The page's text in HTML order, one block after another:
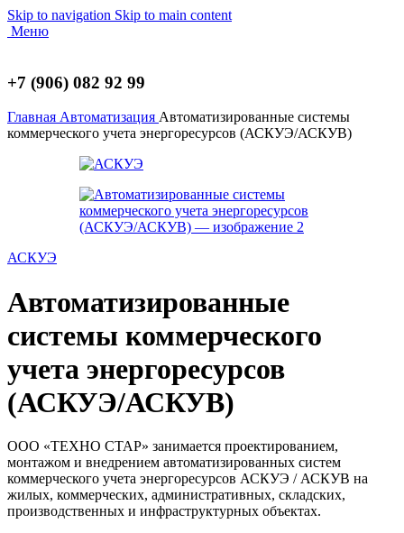
Skip to navigation Skip to main content
Меню
+7 (906) 082 92 99
Главная Автоматизация Автоматизированные системы
коммерческого учета энергоресурсов (АСКУЭ/АСКУВ)
АСКУЭ
Автоматизированные
системы коммерческого
учета энергоресурсов
(АСКУЭ/АСКУВ)
ООО «ТЕХНО СТАР» занимается проектированием,
монтажом и внедрением автоматизированных систем
коммерческого учета энергоресурсов АСКУЭ / АСКУВ на
жилых, коммерческих, административных, складских,
производственных и инфраструктурных объектах.